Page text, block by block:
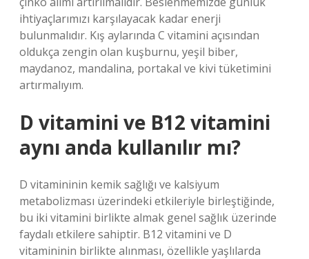
ihtiyaçlarımızı karşılayacak kadar enerji
bulunmalıdır. Kış aylarında C vitamini açısından
oldukça zengin olan kuşburnu, yeşil biber,
maydanoz, mandalina, portakal ve kivi tüketimini
artırmalıyım.
D vitamini ve B12 vitamini
aynı anda kullanılır mı?
D vitamininin kemik sağlığı ve kalsiyum
metabolizması üzerindeki etkileriyle birleştiğinde,
bu iki vitamini birlikte almak genel sağlık üzerinde
faydalı etkilere sahiptir. B12 vitamini ve D
vitamininin birlikte alınması, özellikle yaşlılarda